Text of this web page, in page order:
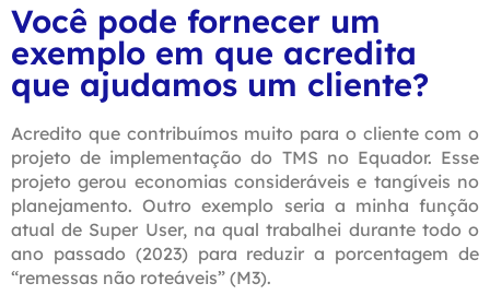
Você pode fornecer um
exemplo em que acredita
que ajudamos um cliente?
Acredito que contribuímos muito para o cliente com o
projeto de implementação do TMS no Equador. Esse
projeto gerou economias consideráveis e tangíveis no
planejamento. Outro exemplo seria a minha função
atual de Super User, na qual trabalhei durante todo o
ano passado (2023) para reduzir a porcentagem de
“remessas não roteáveis” (M3).